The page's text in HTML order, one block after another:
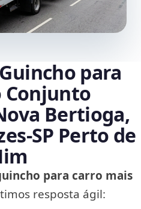
para
Conjunto
Bertioga,
Perto de
para carro mais
resposta ágil: